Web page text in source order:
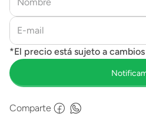
Comparte